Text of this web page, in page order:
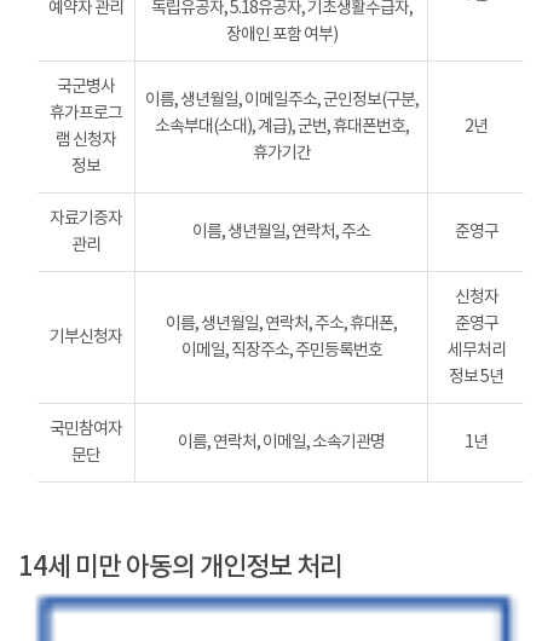
예약자 관리
독립유공자, 5.18유공자, 기초생활수급자,
장애인 포함 여부)
국군병사
휴가프로그
램 신청자
정보
이름, 생년월일, 이메일주소, 군인정보(구분,
소속부대(소대), 계급), 군번, 휴대폰번호,
휴가기간
2년
자료기증자
관리
이름, 생년월일, 연락처, 주소 준영구
기부신청자
이름, 생년월일, 연락처, 주소, 휴대폰,
이메일, 직장주소, 주민등록번호
신청자
준영구
세무처리
정보 5년
국민참여자
문단
이름, 연락처, 이메일, 소속기관명 1년
14세 미만 아동의 개인정보 처리